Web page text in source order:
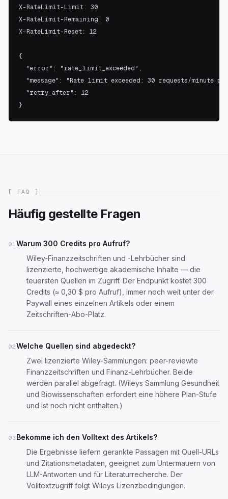
X-RateLimit-Limit: 30
X-RateLimit-Remaining: 0
X-RateLimit-Reset: 12
{
  "error": "rate_limit_exceeded",
"message": "Rate limit exceeded: 30 requests/minute
  "retry_after": 12
}
[ FAQ ]
Häufig gestellte Fragen
01 Warum 300 Credits pro Aufruf?
Wiley-Finanzzeitschriften und -Lehrbücher sind
lizenzierte, hochwertige akademische Inhalte — die
teuersten Quellen im Zugriff. Der Endpunkt kostet 300
Credits (≈ 0,30 $ pro Aufruf), immer noch weit unter der
Paywall eines einzelnen Artikels oder einem
Zeitschriften-Abo-Platz.
02Welche Quellen sind abgedeckt?
Zwei lizenzierte Wiley-Sammlungen: peer-reviewte
Finanzzeitschriften und Finanz-Lehrbücher. Beide
werden parallel abgefragt. (Wileys Sammlung Gesundheit
und Biowissenschaften erfordert eine höhere Plan-Stufe
und ist noch nicht enthalten.)
03 Bekomme ich den Volltext des Artikels?
Die Ergebnisse liefern gerankte Passagen mit Quell-URLs
und Zitationsmetadaten, geeignet zum Untermauern von
LLM-Antworten und für Literaturrecherche. Der
Volltextzugriff folgt Wileys Lizenzbedingungen.